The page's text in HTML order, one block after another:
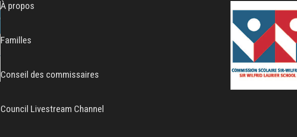
À propos
Familles
Conseil des commissaires
Council Livestream Channel